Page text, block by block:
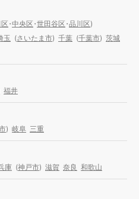
・中央区・世田谷区・品川区)
玉 (さいたま市) 千葉 (千葉市) 茨城
福井
) 岐阜 三重
庫 (神戸市) 滋賀 奈良 和歌山